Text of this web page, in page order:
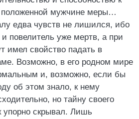
положенной мужчине меры…
едва чувств не лишился, ибо
повелитель уже мертв, а при
имел свойство падать в
Возможно, в его родном мире
и, возможно, если бы
об этом знало, к нему
но тайну своего
скрывал. Лишь